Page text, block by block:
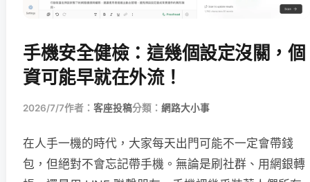
手機安全健檢：這幾個設定沒關，個
資可能早就在外流！
2026/7/7作者： 客座投稿分類： 網路大小事
在人手一機的時代，大家每天出門可能不一定會帶錢
包，但絕對不會忘記帶手機。無論是刷社群、用網銀轉